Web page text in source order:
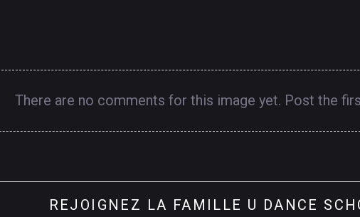
There are no comments for this image yet. Post the
REJOIGNEZ LA FAMILLE U DANCE